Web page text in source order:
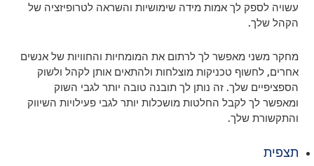
עשויה לספק לך אמות מידה שימושיות והשראה לטרופיזציה של
הקהל שלך.
מחקר משני מאפשר לך לרתום את המומחיות והחוויות של אנשים
אחרים, לחשוף טכניקות מוצלחות ולהתאים אותן לקהל ולשוק
הספציפיים שלך. זה נותן לך תובנה טובה יותר לגבי השוק
ומאפשר לך לקבל החלטות מושכלות יותר לגבי פעילויות השיווק
והתקשורת שלך.
תצפית